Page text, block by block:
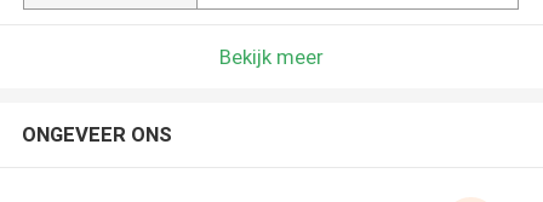
Bekijk meer
ONGEVEER ONS